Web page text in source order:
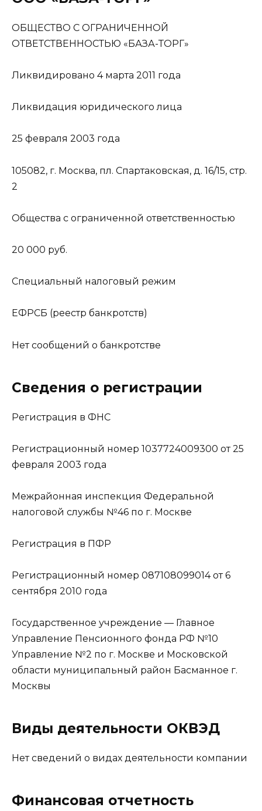
ОБЩЕСТВО С ОГРАНИЧЕННОЙ
ОТВЕТСТВЕННОСТЬЮ «БАЗА-ТОРГ»
Ликвидировано 4 марта 2011 года
Ликвидация юридического лица
25 февраля 2003 года
105082, г. Москва, пл. Спартаковская, д. 16/15, стр.
2
Общества с ограниченной ответственностью
20 000 руб.
Специальный налоговый режим
ЕФРСБ (реестр банкротств)
Нет сообщений о банкротстве
Сведения о регистрации
Регистрация в ФНС
Регистрационный номер 1037724009300 от 25
февраля 2003 года
Межрайонная инспекция Федеральной
налоговой службы №46 по г. Москве
Регистрация в ПФР
Регистрационный номер 087108099014 от 6
сентября 2010 года
Государственное учреждение — Главное
Управление Пенсионного фонда РФ №10
Управление №2 по г. Москве и Московской
области муниципальный район Басманное г.
Москвы
Виды деятельности ОКВЭД
Нет сведений о видах деятельности компании
Финансовая отчетность